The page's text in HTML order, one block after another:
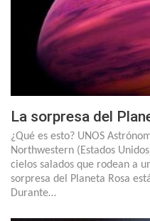
La sorpresa del
¿Qué es esto? UNOS
Northwestern (Estados
cielos salados que rodean a
sorpresa del Planeta Rosa
Durante…